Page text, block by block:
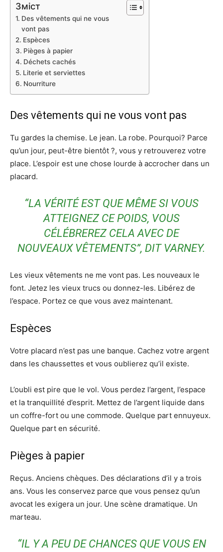
Зміст
Des vêtements qui ne vous
vont pas
Espèces
Pièges à papier
Déchets cachés
Literie et serviettes
Nourriture
Des vêtements qui ne vous vont pas
Tu gardes la chemise. Le jean. La robe. Pourquoi? Parce
qu’un jour, peut-être bientôt ?, vous y retrouverez votre
place. L’espoir est une chose lourde à accrocher dans un
placard.
“LA VÉRITÉ EST QUE MÊME SI VOUS
ATTEIGNEZ CE POIDS, VOUS
CÉLÉBREREZ CELA AVEC DE
NOUVEAUX VÊTEMENTS”, DIT VARNEY.
Les vieux vêtements ne me vont pas. Les nouveaux le
font. Jetez les vieux trucs ou donnez-les. Libérez de
l’espace. Portez ce que vous avez maintenant.
Espèces
Votre placard n’est pas une banque. Cachez votre argent
dans les chaussettes et vous oublierez qu’il existe.
L’oubli est pire que le vol. Vous perdez l’argent, l’espace
et la tranquillité d’esprit. Mettez de l’argent liquide dans
un coffre-fort ou une commode. Quelque part ennuyeux.
Quelque part en sécurité.
Pièges à papier
Reçus. Anciens chèques. Des déclarations d’il y a trois
ans. Vous les conservez parce que vous pensez qu’un
avocat les exigera un jour. Une scène dramatique. Un
marteau.
“IL Y A PEU DE CHANCES QUE VOUS EN